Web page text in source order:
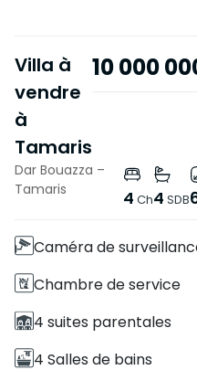
Villa à
vendre
à
Tamaris
10 000
Dar Bouazza –
Tamaris
4 Ch4 SDB
Caractéristiques
Caméra de
Chambre de service
4 suites parentales
4 Salles de bains